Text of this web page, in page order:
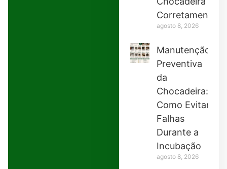
Corretamente
agosto 8, 2026
Manutenção
Preventiva
da
Chocadeira:
Como Evitar
Falhas
Durante a
Incubação
agosto 8, 2026